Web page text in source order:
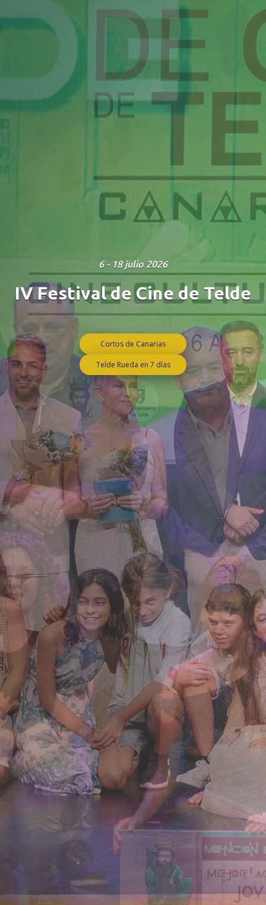
6 - 18 julio 2026
IV Festival de Cine de Telde
Cortos de Canarias
Telde Rueda en 7 días